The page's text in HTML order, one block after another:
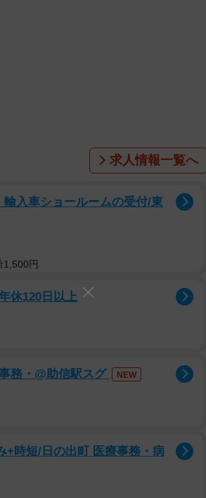
求人情報一覧へ
入車ショールームの受付/東
1,500円
休120日以上
務・@助信駅スグ NEW
+時短/日の出町 医療事務・病